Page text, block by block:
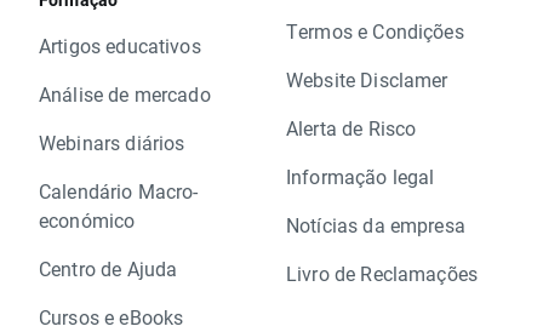
Artigos educativos
Análise de mercado
Webinars diários
Calendário Macro-
económico
Centro de Ajuda
Cursos e eBooks
Termos e Condições
Website Disclamer
Alerta de Risco
Informação legal
Notícias da empresa
Livro de Reclamações